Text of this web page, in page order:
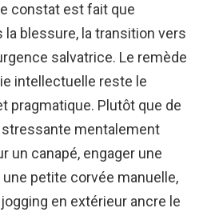
constat est fait que
blessure, la transition vers
salvatrice. Le remède
intellectuelle reste le
pragmatique. Plutôt que de
mentalement
un canapé, engager une
petite corvée manuelle,
en extérieur ancre le